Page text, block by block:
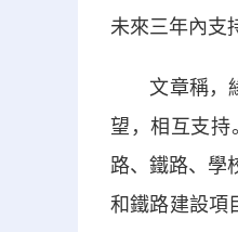
未來三年內支
文章稱，緣
望，相互支
路、鐵路、學
和鐵路建設項